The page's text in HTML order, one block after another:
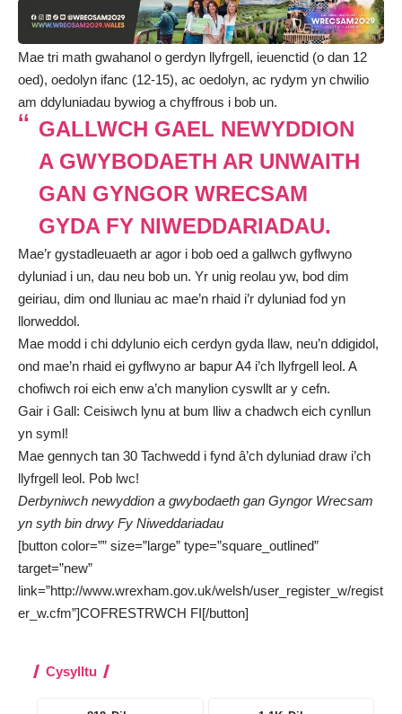
Mae tri math gwahanol o gerdyn llyfrgell, ieuenctid (o dan 12
oed), oedolyn ifanc (12-15), ac oedolyn, ac rydym yn chwilio
am ddyluniadau bywiog a chyffrous i bob un.
GALLWCH GAEL NEWYDDION
A GWYBODAETH AR UNWAITH
GAN GYNGOR WRECSAM
GYDA FY NIWEDDARIADAU.
Mae’r gystadleuaeth ar agor i bob oed a gallwch gyflwyno
dyluniad i un, dau neu bob un. Yr unig reolau yw, bod dim
geiriau, dim ond lluniau ac mae’n rhaid i’r dyluniad fod yn
llorweddol.
Mae modd i chi ddylunio eich cerdyn gyda llaw, neu’n ddigidol,
ond mae’n rhaid ei gyflwyno ar bapur A4 i’ch llyfrgell leol. A
chofiwch roi eich enw a’ch manylion cyswllt ar y cefn.
Gair i Gall: Ceisiwch lynu at bum lliw a chadwch eich cynllun
yn syml!
Mae gennych tan 30 Tachwedd i fynd â’ch dyluniad draw i’ch
llyfrgell leol. Pob lwc!
Derbyniwch newyddion a gwybodaeth gan Gyngor Wrecsam
yn syth bin drwy Fy Niweddariadau
[button color=”” size=”large” type=”square_outlined”
target=”new”
link=”http://www.wrexham.gov.uk/welsh/user_register_w/regist
er_w.cfm”]COFRESTRWCH FI[/button]
Cysylltu